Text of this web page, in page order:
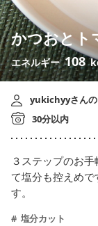
かつおとト
エネルギー108
yukichyyさん
30分以内
３ステップのお
て塩分も控えめ
す。
塩分カット